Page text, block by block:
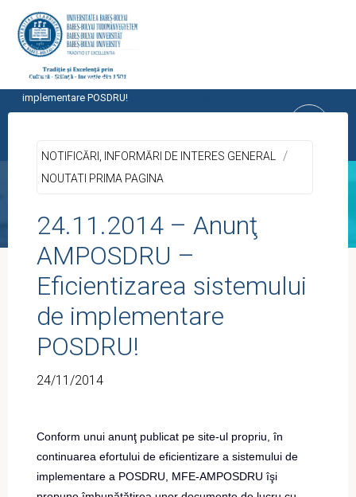
content
CENTRUL PROGRAMELOR
UNIVERSITATEA BABEŞ-BOLYAI, CLUJ-
NAPOCA
Home
24.11.2014 – Anunţ AMPOSDRU – Eficientizarea sistemului de
implementare POSDRU!
NOTIFICĂRI, INFORMĂRI DE INTERES GENERAL /
NOUTATI PRIMA PAGINA
24.11.2014 – Anunţ
AMPOSDRU –
Eficientizarea sistemului
de implementare
POSDRU!
24/11/2014
Conform unui anunţ publicat pe site-ul propriu, în
continuarea efortului de eficientizare a sistemului de
implementare a POSDRU, MFE-AMPOSDRU îşi